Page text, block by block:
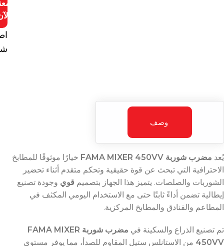
وصف
يُعد مضرب شوربة FAMA MIXER 450VV
خيارًا موثوقًا للمطابخ
الاحترافية التي تبحث عن قوة حقيقية وتحكم متقدم أثناء تحضير
الشوربات والصلصات. يتميز هذا الجهاز بتصميم قوي وجودة تصنيع
إيطالية تضمن أداءً ثابتًا حتى مع الاستخدام اليومي المكثف في
المطاعم والفنادق والمطابخ المركزية.
تم تصنيع الذراع والسكينة في
مضرب شوربة FAMA MIXER
450VV من الاستانلس ستيل المقاوم للصدأ، مما يوفر مستوى